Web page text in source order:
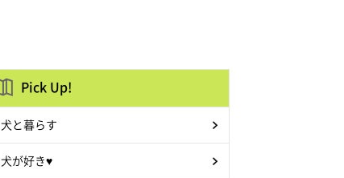
Pick Up!
犬と暮らす
犬が好き♥